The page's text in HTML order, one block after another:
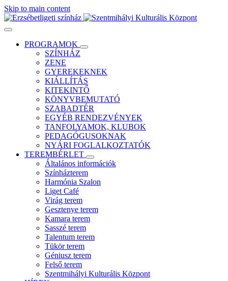
Skip to main content
PROGRAMOK
SZÍNHÁZ
ZENE
GYEREKEKNEK
KIÁLLÍTÁS
KITEKINTŐ
KÖNYVBEMUTATÓ
SZABADTÉR
EGYÉB RENDEZVÉNYEK
TANFOLYAMOK, KLUBOK
PEDAGÓGUSOKNAK
NYÁRI FOGLALKOZTATÓK
TEREMBÉRLET
Általános információk
Színházterem
Harmónia Szalon
Liget Café
Virág terem
Gesztenye terem
Kamara terem
Sasszé terem
Talentum terem
Tükör terem
Géniusz terem
Felső terem
Szentmihályi Kulturális Központ